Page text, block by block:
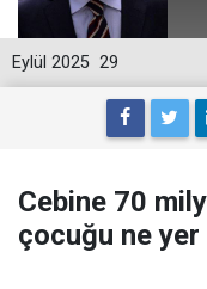
29
Eylül 2025
Cebine 70
çocuğu ne